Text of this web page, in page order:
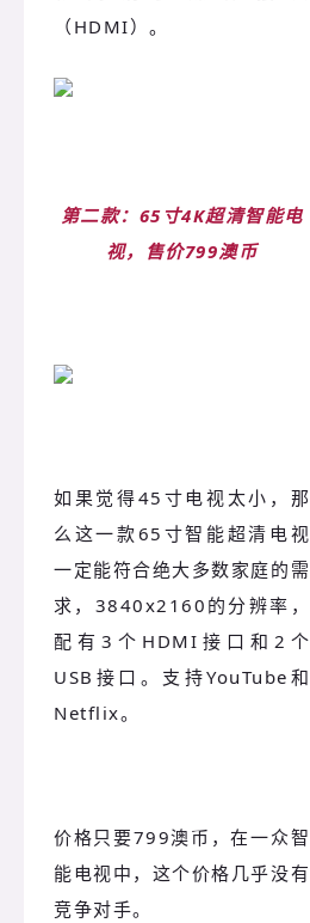
（HDMI）。
第二款：65寸4K超清智能电
视，售价799澳币
如果觉得45寸电视太小，那
么这一款65寸智能超清电视
一定能符合绝大多数家庭的需
求，3840x2160的分辨率，
配有3个HDMI接口和2个
USB接口。支持YouTube和
Netflix。
价格只要799澳币，在一众智
能电视中，这个价格几乎没有
竞争对手。